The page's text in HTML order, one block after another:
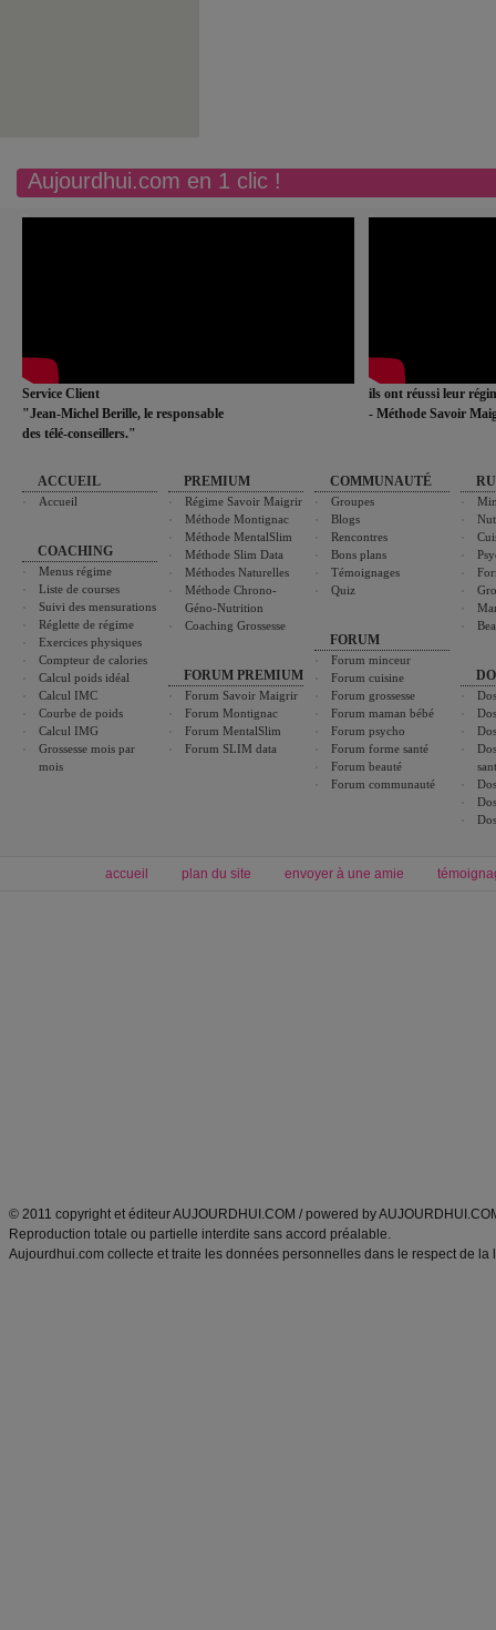
Aujourdhui.com en 1 clic !
Service Client
"Jean-Michel Berille, le responsable
des télé-conseillers."
ils ont réussi leur
- Méthode Savoir
ACCUEIL
Accueil
COACHING
Menus régime
Liste de courses
Suivi des mensurations
Réglette de régime
Exercices physiques
Compteur de calories
Calcul poids idéal
Calcul IMC
Courbe de poids
Calcul IMG
Grossesse mois par
mois
PREMIUM
Régime Savoir Maigrir
Méthode Montignac
Méthode MentalSlim
Méthode Slim Data
Méthodes Naturelles
Méthode Chrono-
Géno-Nutrition
Coaching Grossesse
FORUM PREMIUM
Forum Savoir Maigrir
Forum Montignac
Forum MentalSlim
Forum SLIM data
COMMUNAUTÉ
Groupes
Blogs
Rencontres
Bons plans
Témoignages
Quiz
FORUM
Forum minceur
Forum cuisine
Forum grossesse
Forum maman bébé
Forum psycho
Forum forme santé
Forum beauté
Forum communauté
accueil plan du site envoyer à une amie
© 2011 copyright et éditeur AUJOURDHUI.COM / powered by
Reproduction totale ou partielle interdite sans accord préalable.
Aujourdhui.com collecte et traite les données personnelles dans le respect de